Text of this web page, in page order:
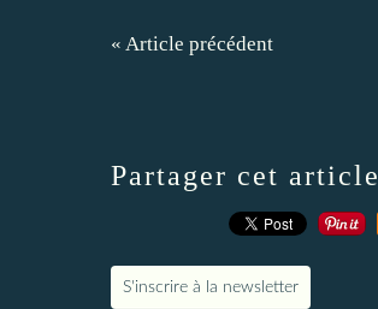
« Article précédent
Partager cet article
S'inscrire à la newsletter